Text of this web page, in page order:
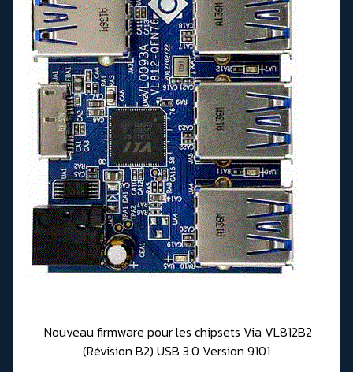
Nouveau firmware pour les chipsets Via VL812B2
(Révision B2) USB 3.0 Version 9101